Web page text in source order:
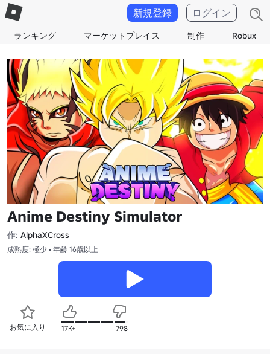
ランキング マーケットプレイス 制作 Robux
新規登録 ログイン
Anime Destiny Simulator
作: AlphaXCross
成熟度: 極少 • 年齢 16歳以上
お気に入り 17K+ 798